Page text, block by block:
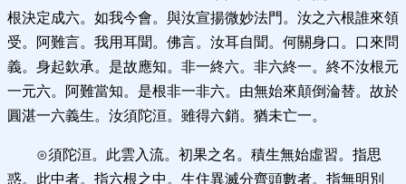
根決定成六。如我今會。與汝宣揚微妙法門。汝之六根誰來領
受。阿難言。我用耳聞。佛言。汝耳自聞。何關身口。口來問
義。身起欽承。是故應知。非一終六。非六終一。終不汝根元
一元六。阿難當知。是根非一非六。由無始來顛倒淪替。故於
圓湛一六義生。汝須陀洹。雖得六銷。猶未亡一。
⊙須陀洹。此雲入流。初果之名。積生無始虛習。指思
惑。此中者。指六根之中。生住異滅分齊頭數者。指無明別